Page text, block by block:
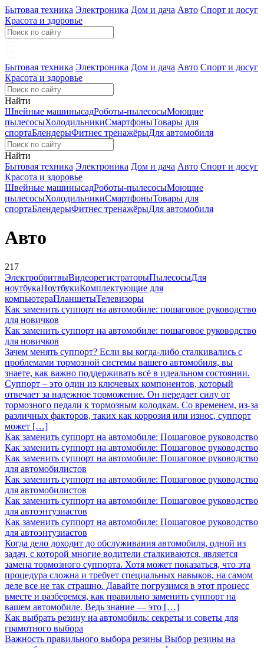
Бытовая техника Электроника Дом и дача Авто Спорт и досуг
Красота и здоровье
Бытовая техника Электроника Дом и дача Авто Спорт и досуг
Красота и здоровье
Найти
Швейные машинысадРоботы-пылесосыМоющие
пылесосыХолодильникиСмартфоныТовары для
спортаБлендерыФитнес тренажёрыДля автомобиля
Найти
Бытовая техника Электроника Дом и дача Авто Спорт и досуг
Красота и здоровье
Швейные машинысадРоботы-пылесосыМоющие
пылесосыХолодильникиСмартфоныТовары для
спортаБлендерыФитнес тренажёрыДля автомобиля
Авто
217
ЭлектробритвыВидеорегистраторыПылесосыДля
ноутбукаНоутбукиКомплектующие для
компьютераПланшетыТелевизоры
Как заменить суппорт на автомобиле: пошаговое руководство
для новичков
Как заменить суппорт на автомобиле: пошаговое руководство
для новичков
Зачем менять суппорт? Если вы когда-либо сталкивались с
проблемами тормозной системы вашего автомобиля, вы
знаете, как важно поддерживать всё в идеальном состоянии.
Суппорт – это один из ключевых компонентов, который
отвечает за надежное торможение. Он передает силу от
тормозного педали к тормозным колодкам. Со временем, из-за
различных факторов, таких как коррозия или износ, суппорт
может […]
Как заменить суппорт на автомобиле: Пошаговое руководство
Как заменить суппорт на автомобиле: Пошаговое руководство
Как заменить суппорт на автомобиле: Пошаговое руководство
для автомобилистов
Как заменить суппорт на автомобиле: Пошаговое руководство
для автомобилистов
Как заменить суппорт на автомобиле: Пошаговое руководство
для автоэнтузиастов
Как заменить суппорт на автомобиле: Пошаговое руководство
для автоэнтузиастов
Когда дело доходит до обслуживания автомобиля, одной из
задач, с которой многие водители сталкиваются, является
замена тормозного суппорта. Хотя может показаться, что эта
процедура сложна и требует специальных навыков, на самом
деле все не так страшно. Давайте погрузимся в этот процесс
вместе и разберемся, как правильно заменить суппорт на
вашем автомобиле. Ведь знание — это […]
Как выбрать резину на автомобиль: секреты и советы для
грамотного выбора
Важность правильного выбора резины Выбор резины на